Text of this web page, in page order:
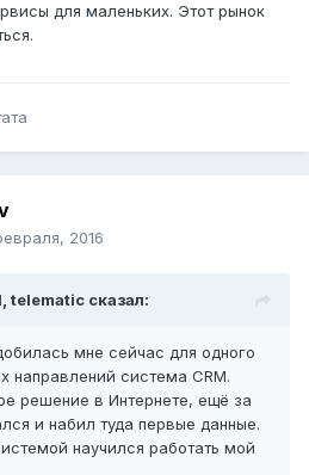
для маленьких. Этот рынок
2016
telematic сказал:
мне сейчас для одного
направлений система CRM.
решение в Интернете, ещё за
и набил туда первые данные.
научился работать мой